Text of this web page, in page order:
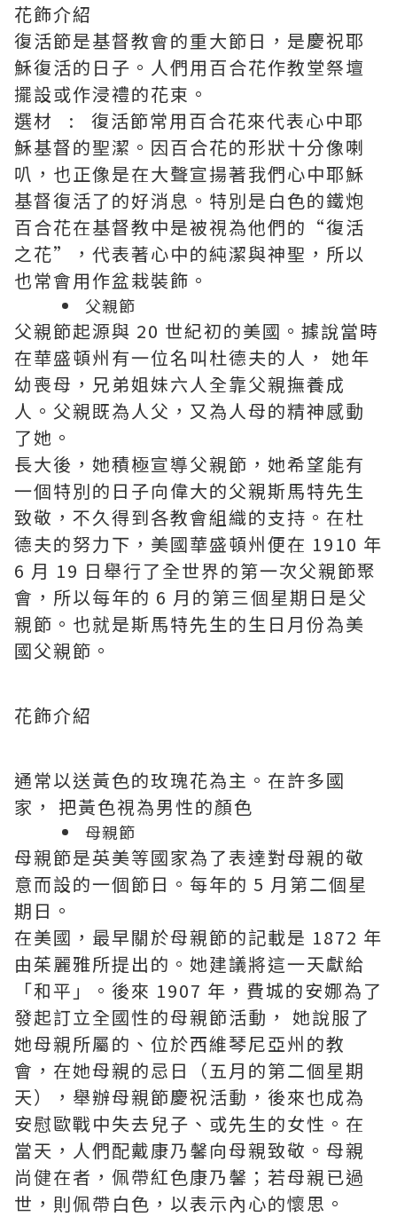
花飾介紹
復活節是基督教會的重大節日，是慶祝耶
穌復活的日子。人們用百合花作教堂祭壇
擺設或作浸禮的花束。
選材 : 復活節常用百合花來代表心中耶
穌基督的聖潔。因百合花的形狀十分像喇
叭，也正像是在大聲宣揚著我們心中耶穌
基督復活了的好消息。特別是白色的鐵炮
百合花在基督教中是被視為他們的“復活
之花”，代表著心中的純潔與神聖，所以
也常會用作盆栽裝飾。
父親節
父親節起源與 20 世紀初的美國。據說當時
在華盛頓州有一位名叫杜德夫的人， 她年
幼喪母，兄弟姐妹六人全靠父親撫養成
人。父親既為人父，又為人母的精神感動
了她。
長大後，她積極宣導父親節，她希望能有
一個特別的日子向偉大的父親斯馬特先生
致敬，不久得到各教會組織的支持。在杜
德夫的努力下，美國華盛頓州便在 1910 年
6 月 19 日舉行了全世界的第一次父親節聚
會，所以每年的 6 月的第三個星期日是父
親節。也就是斯馬特先生的生日月份為美
國父親節。
花飾介紹
通常以送黃色的玫瑰花為主。在許多國
家， 把黃色視為男性的顏色
母親節
母親節是英美等國家為了表達對母親的敬
意而設的一個節日。每年的 5 月第二個星
期日。
在美國，最早關於母親節的記載是 1872 年
由茱麗雅所提出的。她建議將這一天獻給
「和平」。後來 1907 年，費城的安娜為了
發起訂立全國性的母親節活動， 她說服了
她母親所屬的、位於西維琴尼亞州的教
會，在她母親的忌日（五月的第二個星期
天），舉辦母親節慶祝活動，後來也成為
安慰歐戰中失去兒子、或先生的女性。在
當天，人們配戴康乃馨向母親致敬。母親
尚健在者，佩帶紅色康乃馨；若母親已過
世，則佩帶白色，以表示內心的懷思。